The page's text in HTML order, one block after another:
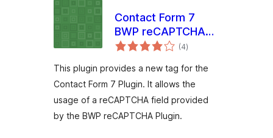
Contact Form 7
BWP reCAPTCHA
Extension
(4एकूण
मूल्यांकन
)
This plugin provides a new tag for the
Contact Form 7 Plugin. It allows the
usage of a reCAPTCHA field provided
by the BWP reCAPTCHA Plugin.